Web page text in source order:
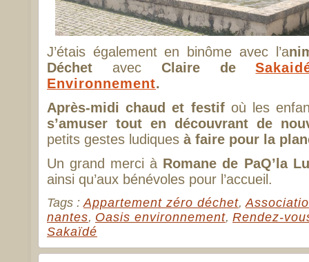
J’étais également en binôme avec l’a
Déchet avec Claire de
Environnement.
Après-midi chaud et festifoù les
s’amuser tout en découvrant de
petits gestes ludiques à faire pour la
Un grand merci à Romane de PaQ’la
ainsi qu’aux bénévoles pour l’accueil.
Tags : Appartement zéro déchet,
nantes, Oasis environnement, Rendez-
Sakaïdé